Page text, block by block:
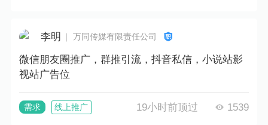
李明 ｜ 万同传媒有限责任公司
微信朋友圈推广，群推引流，抖音私信，小说站影
视站广告位
需求 线上推广 19小时前顶过 1539